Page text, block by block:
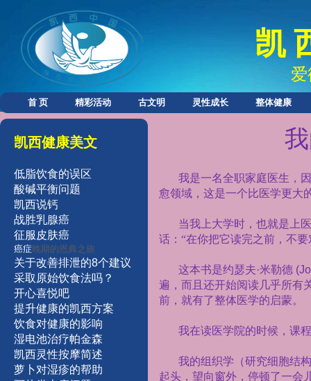
首 页 精彩活动 古文明 灵性成长 整体健康
凯
凯西健康美文
低脂饮食的误区
酸碱平衡问题
凯西说钙
战胜乳腺癌
征服皮肤癌
癌症晚期的恩典之旅
关于改善排泄的8个建议
采取原始饮食法吗？
开心喜悦吧
提升健康的凯西方案
饮食对健康的影响
湿电池治疗帕金森
凯西灵性按摩简述
萝卜对湿疹的帮助
我是一名全职家庭医生，
愈领域，这是一个比医学更大
当我上大学时，也就是上
话：“在你把它读完之前，不
这本书是约瑟夫·米勒德
遍，而且还开始阅读几乎所有
前，就有了整体医学的启蒙。
我在读医学院的时候，课
我的组织学（研究细胞结
起头，望向窗外，停顿了一会